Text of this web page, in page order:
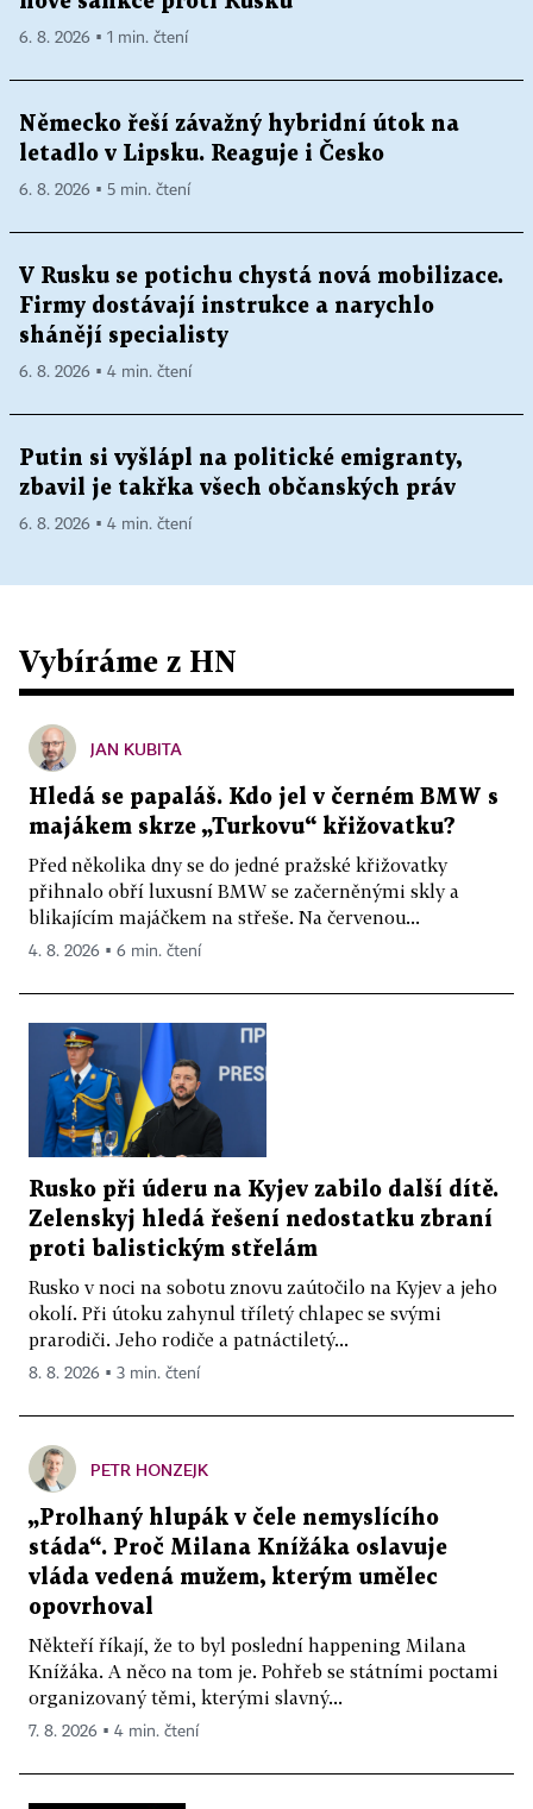
6. 8. 2026 ▪ 1 min. čtení
Německo řeší závažný hybridní útok na
letadlo v Lipsku. Reaguje i Česko
6. 8. 2026 ▪ 5 min. čtení
V Rusku se potichu chystá nová mobilizace.
Firmy dostávají instrukce a narychlo
shánějí specialisty
6. 8. 2026 ▪ 4 min. čtení
Putin si vyšlápl na politické emigranty,
zbavil je takřka všech občanských práv
6. 8. 2026 ▪ 4 min. čtení
Vybíráme z HN
JAN KUBITA
Hledá se papaláš. Kdo jel v černém BMW s
majákem skrze „Turkovu“ křižovatku?
Před několika dny se do jedné pražské křižovatky
přihnalo obří luxusní BMW se začerněnými skly a
blikajícím majáčkem na střeše. Na červenou...
4. 8. 2026 ▪ 6 min. čtení
Rusko při úderu na Kyjev zabilo další dítě.
Zelenskyj hledá řešení nedostatku zbraní
proti balistickým střelám
Rusko v noci na sobotu znovu zaútočilo na Kyjev a jeho
okolí. Při útoku zahynul tříletý chlapec se svými
prarodiči. Jeho rodiče a patnáctiletý...
8. 8. 2026 ▪ 3 min. čtení
PETR HONZEJK
„Prolhaný hlupák v čele nemyslícího
stáda“. Proč Milana Knížáka oslavuje
vláda vedená mužem, kterým umělec
opovrhoval
Někteří říkají, že to byl poslední happening Milana
Knížáka. A něco na tom je. Pohřeb se státními poctami
organizovaný těmi, kterými slavný...
7. 8. 2026 ▪ 4 min. čtení